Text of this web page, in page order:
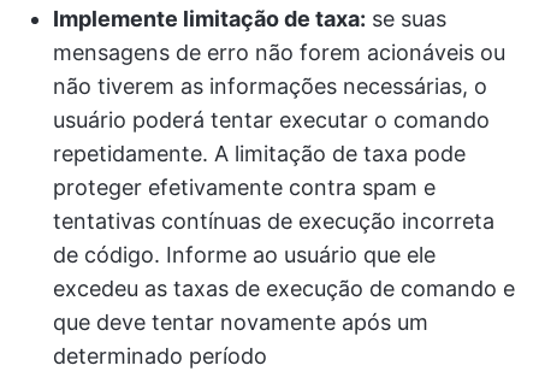
Implemente limitação de taxa: se suas
mensagens de erro não forem acionáveis ou
não tiverem as informações necessárias, o
usuário poderá tentar executar o comando
repetidamente. A limitação de taxa pode
proteger efetivamente contra spam e
tentativas contínuas de execução incorreta
de código. Informe ao usuário que ele
excedeu as taxas de execução de comando e
que deve tentar novamente após um
determinado período